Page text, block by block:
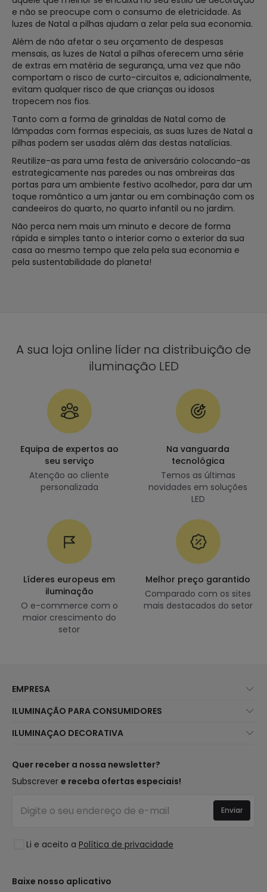
e não se preocupe com o consumo de eletricidade. As
luzes de Natal a pilhas ajudam a zelar pela sua economia.
Além de não afetar o seu orçamento de despesas
mensais, as luzes de Natal a pilhas oferecem uma série
de extras em matéria de segurança, uma vez que não
comportam o risco de curto-circuitos e, adicionalmente,
evitam qualquer risco de que crianças ou idosos
tropecem nos fios.
Tanto com a forma de grinaldas de Natal como de
lâmpadas com formas especiais, as suas luzes de Natal a
pilhas podem ser usadas além das destas natalícias.
Reutilize-as para uma festa de aniversário colocando-as
estrategicamente nas paredes ou nas ombreiras das
portas para um ambiente festivo acolhedor, para dar um
toque romântico a um jantar ou em combinação com os
candeeiros do quarto, no quarto infantil ou no jardim.
Não perca nem mais um minuto e decore de forma
rápida e simples tanto o interior como o exterior da sua
casa ao mesmo tempo que zela pela sua economia e
pela sustentabilidade do planeta!
A sua loja online líder na distribuição de
iluminação LED
Equipa de expertos ao
seu serviço
Atenção ao cliente
personalizada
Na vanguarda
tecnológica
Temos as últimas
novidades em soluções
LED
Líderes europeus em
iluminação
O e-commerce com o
maior crescimento do
setor
Melhor preço garantido
Comparado com os sites
mais destacados do setor
EMPRESA
Atendimento ao Cliente
Métodos de Envio
É Profissional?
Perguntas Frequentes (FAQ)
ILUMINAÇÃO PARA CONSUMIDORES
Marcas
Calculadora
Iluminação para empresas
ILUMINAÇAO DECORATIVA
Tendências
Marcas de Decoração Premium
Espaços
Coleções
Quer receber a nossa newsletter?
Subscrever e receba ofertas especiais!
Li e aceito a Política de privacidade
Enviar
Baixe nosso aplicativo